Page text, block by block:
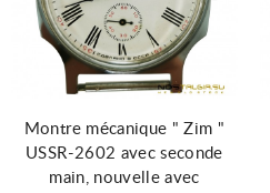
Montre mécanique " Zim "
USSR-2602 avec seconde
main, nouvelle avec